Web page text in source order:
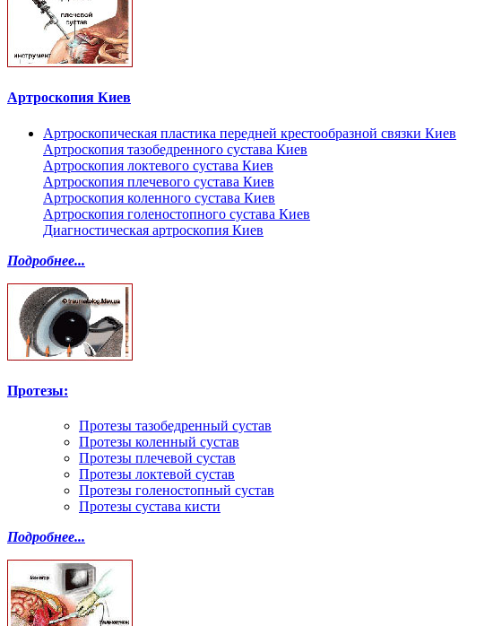
Артроскопия Киев
Артроскопическая пластика передней крестообразной связки Киев
Артроскопия тазобедренного сустава Киев
Артроскопия локтевого сустава Киев
Артроскопия плечевого сустава Киев
Артроскопия коленного сустава Киев
Артроскопия голеностопного сустава Киев
Диагностическая артроскопия Киев
Подробнее...
Протезы:
Протезы тазобедренный сустав
Протезы коленный сустав
Протезы плечевой сустав
Протезы локтевой сустав
Протезы голеностопный сустав
Протезы сустава кисти
Подробнее...